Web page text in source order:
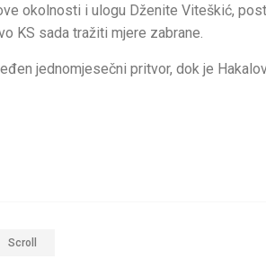
okolnosti i ulogu Dženite Viteškić,
KS sada tražiti mjere zabrane.
jednomjesečni pritvor, dok je
Scroll